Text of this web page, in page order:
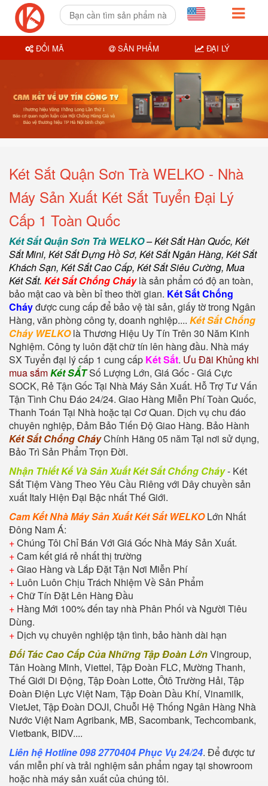
Két Sắt Quận Sơn Trà WELKO - Nhà
Máy Sản Xuất Két Sắt Tuyển Đại Lý
Cấp 1 Toàn Quốc
Két Sắt Quận Sơn Trà WELKO–Két Sắt Hàn Quốc, Két
Sắt Mini, Két Sắt Đựng Hồ Sơ, Két Sắt Ngân Hàng, Két Sắt
Khách Sạn, Két Sắt Cao Cấp, Két Sắt Siêu Cường, Mua
Két Sắt. Két Sắt Chống Cháylà sản phẩm có độ an toàn,
bảo mật cao và bền bỉ theo thời gian. Két Sắt Chống
Cháyđược cung cấp để bảo vệ tài sản, giấy tờ trong Ngân
Hàng, văn phòng công ty, doanh nghiệp.... Két Sắt Chống
Cháy WELKOlà Thương Hiệu Uy Tín Trên 30 Năm Kinh
Nghiệm. Công ty luôn đặt chữ tín lên hàng đầu. Nhà máy
SX Tuyển đại lý cấp 1 cung cấp Két Sắt. Ưu Đãi Khủng khi
mua sắmKét SẮTSố Lượng Lớn, Giá Gốc - Giá Cực
SOCK, Rẻ Tận Gốc Tại Nhà Máy Sản Xuất. Hỗ Trợ Tư Vấn
Tận Tình Chu Đáo 24/24. Giao Hàng Miễn Phí Toàn Quốc,
Thanh Toán Tại Nhà hoặc tại Cơ Quan. Dịch vụ chu đáo
chuyên nghiệp, Đảm Bảo Tiến Độ Giao Hàng. Bảo Hành
Két Sắt Chống CháyChính Hãng 05 năm Tại nơi sử dụng,
Bảo Trì Sản Phẩm Trọn Đời.
Nhận Thiết Kế Và Sản Xuất Két Sắt Chống Cháy- Két
Sắt Tiệm Vàng Theo Yêu Cầu Riêng với Dây chuyền sản
xuất Italy Hiện Đại Bậc nhất Thế Giới.
Cam Kết Nhà Máy Sản Xuất Két Sắt WELKOLớn Nhất
Đông Nam Á:
+Chúng Tôi Chỉ Bán Với Giá Gốc Nhà Máy Sản Xuất.
+Cam kết giá rẻ nhất thị trường
+Giao Hàng và Lắp Đặt Tận Nơi Miễn Phí
+ Luôn Luôn Chịu Trách Nhiệm Về Sản Phẩm
+Chữ Tín Đặt Lên Hàng Đầu
+ Hàng Mới 100% đến tay nhà Phân Phối và Người Tiêu
Dùng.
+ Dịch vụ chuyên nghiệp tận tình, bảo hành dài hạn
Đối Tác Cao Cấp Của Những Tập Đoàn LớnVingroup,
Tân Hoàng Minh, Viettel, Tập Đoàn FLC, Mường Thanh,
Thế Giới Di Động, Tập Đoàn Lotte, Ôtô Trường Hải, Tập
Đoàn Điện Lực Việt Nam, Tập Đoàn Dầu Khí, Vinamilk,
VietJet, Tập Đoàn DOJI, Chuỗi Hệ Thống Ngân Hàng Nhà
Nước Việt Nam Agribank, MB, Sacombank, Techcombank,
Vietbank, BIDV....
Liên hệ Hotline 098 2770404 Phục Vụ 24/24. Để được tư
vấn miễn phí và trải nghiệm sản phẩm ngay tại showroom
hoặc nhà máy sản xuất của chúng tôi.
ĐỔI MÃ SẢN PHẨM ĐẠI LÝ